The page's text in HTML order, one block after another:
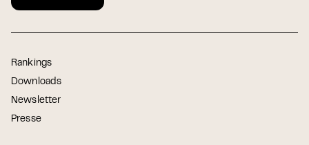
Rankings
Downloads
Newsletter
Presse